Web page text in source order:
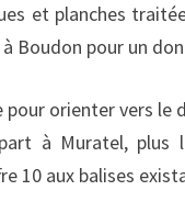
et planches
Boudon pour un
pour orienter vers
à Muratel, plus
10 aux balises